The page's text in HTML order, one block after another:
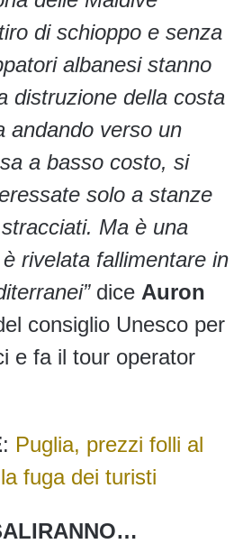
di schioppo e senza
albanesi stanno
distruzione della costa
andando verso un
a basso costo, si
solo a stanze
Ma è una
rivelata fallimentare in
dice Auron
consiglio Unesco per
e fa il tour operator
: Puglia, prezzi folli al
fuga dei turisti